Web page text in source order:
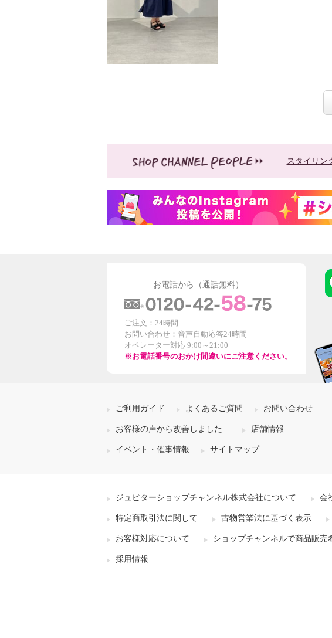
スタイリン
お電話から（通話無料）
ご注文：24時間
お問い合わせ：音声自動応答24時間
オペレーター対応 9:00～21:00
※お電話番号のおかけ間違いにご注意ください。
ご利用ガイド よくあるご質問 お問い合わせ
お客様の声から改善しました 店舗情報
イベント・催事情報 サイトマップ
ジュピターショップチャンネル株式会社について 会
特定商取引法に関して 古物営業法に基づく表示
お客様対応について ショップチャンネルで商品販売
採用情報